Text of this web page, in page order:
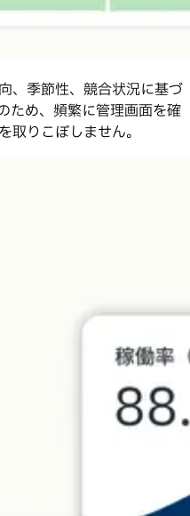
、季節性、競合状況に基づ
ため、頻繁に管理画面を確
取りこぼしません。